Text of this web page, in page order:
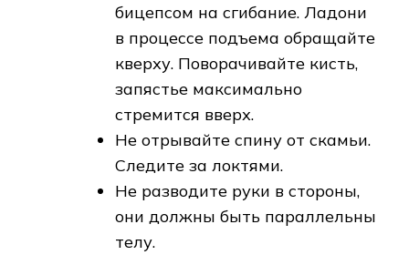
бицепсом на сгибание. Ладони
в процессе подъема обращайте
кверху. Поворачивайте кисть,
запястье максимально
стремится вверх.
Не отрывайте спину от скамьи.
Следите за локтями.
Не разводите руки в стороны,
они должны быть параллельны
телу.